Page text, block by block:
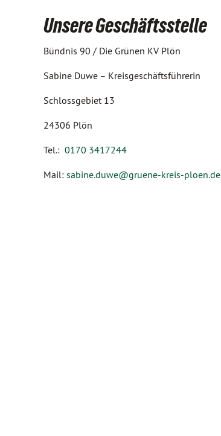
Unsere Geschäftsstelle
Bündnis 90 / Die Grünen KV Plön
Sabine Duwe – Kreisgeschäftsführerin
Schlossgebiet 13
24306 Plön
Tel.: 0170 3417244
Mail: sabine.duwe@gruene-kreis-ploen.de